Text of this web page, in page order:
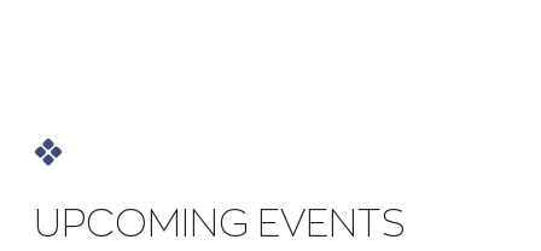
UPCOMING EVENTS